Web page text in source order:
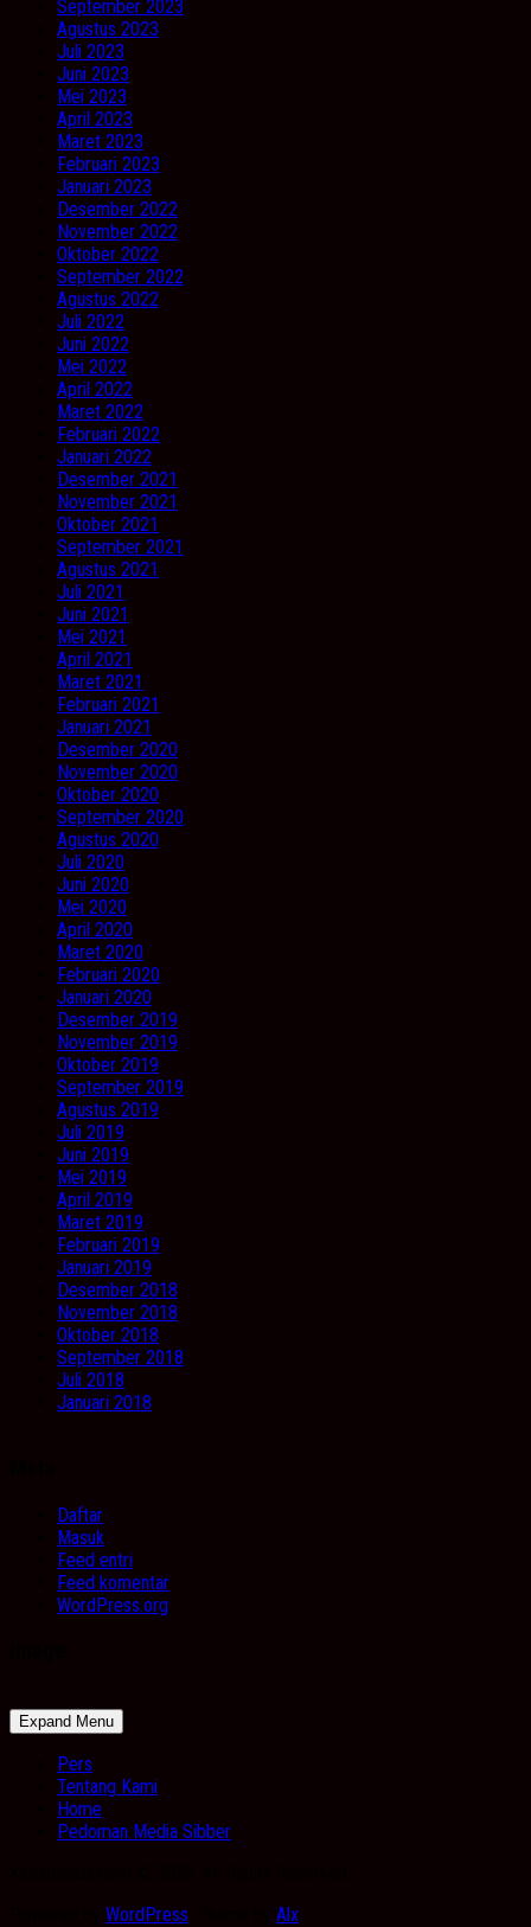
September 2023
Agustus 2023
Juli 2023
Juni 2023
Mei 2023
April 2023
Maret 2023
Februari 2023
Januari 2023
Desember 2022
November 2022
Oktober 2022
September 2022
Agustus 2022
Juli 2022
Juni 2022
Mei 2022
April 2022
Maret 2022
Februari 2022
Januari 2022
Desember 2021
November 2021
Oktober 2021
September 2021
Agustus 2021
Juli 2021
Juni 2021
Mei 2021
April 2021
Maret 2021
Februari 2021
Januari 2021
Desember 2020
November 2020
Oktober 2020
September 2020
Agustus 2020
Juli 2020
Juni 2020
Mei 2020
April 2020
Maret 2020
Februari 2020
Januari 2020
Desember 2019
November 2019
Oktober 2019
September 2019
Agustus 2019
Juli 2019
Juni 2019
Mei 2019
April 2019
Maret 2019
Februari 2019
Januari 2019
Desember 2018
November 2018
Oktober 2018
September 2018
Juli 2018
Januari 2018
Daftar
Masuk
Feed entri
Feed komentar
WordPress.org
Expand Menu
Pers
Tentang Kami
Home
Pedoman Media Sibber
WordPress Alx